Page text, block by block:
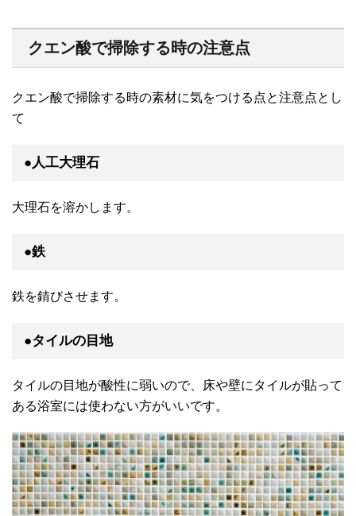
クエン酸で掃除する時の注意点
クエン酸で掃除する時の素材に気をつける点と注意点とし
て
●人工大理石
大理石を溶かします。
●鉄
鉄を錆びさせます。
●タイルの目地
タイルの目地が酸性に弱いので、床や壁にタイルが貼って
ある浴室には使わない方がいいです。